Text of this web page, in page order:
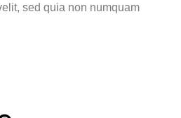
sed quia non numquam